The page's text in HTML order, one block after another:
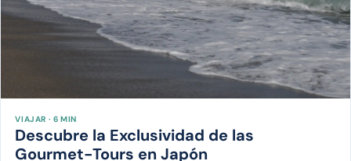
VIAJAR · 6 MIN
Descubre la Exclusividad de las
Gourmet-Tours en Japón